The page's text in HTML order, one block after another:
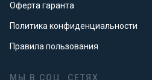
Оферта гаранта
Политика конфиденциальности
Правила пользования
МЫ В СОЦ. СЕТЯХ